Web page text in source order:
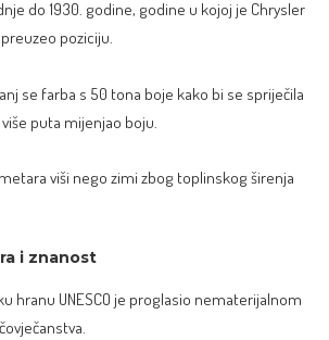
do 1930. godine, godine u kojoj je Chrysler
poziciju.
se farba s 50 tona boje kako bi se spriječila
puta mijenjao boju.
viši nego zimi zbog toplinskog širenja
i znanost
hranu UNESCO je proglasio nematerijalnom